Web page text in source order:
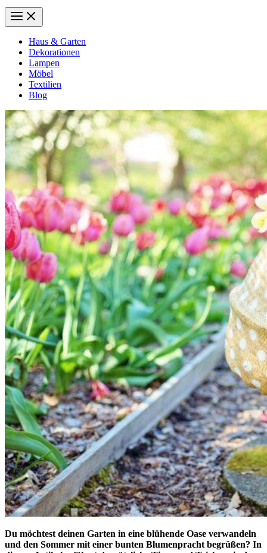
Haus & Garten
Dekorationen
Lampen
Möbel
Textilien
Blog
Du möchtest deinen Garten in eine blühende Oase verwandeln
und den Sommer mit einer bunten Blumenpracht begrüßen? In